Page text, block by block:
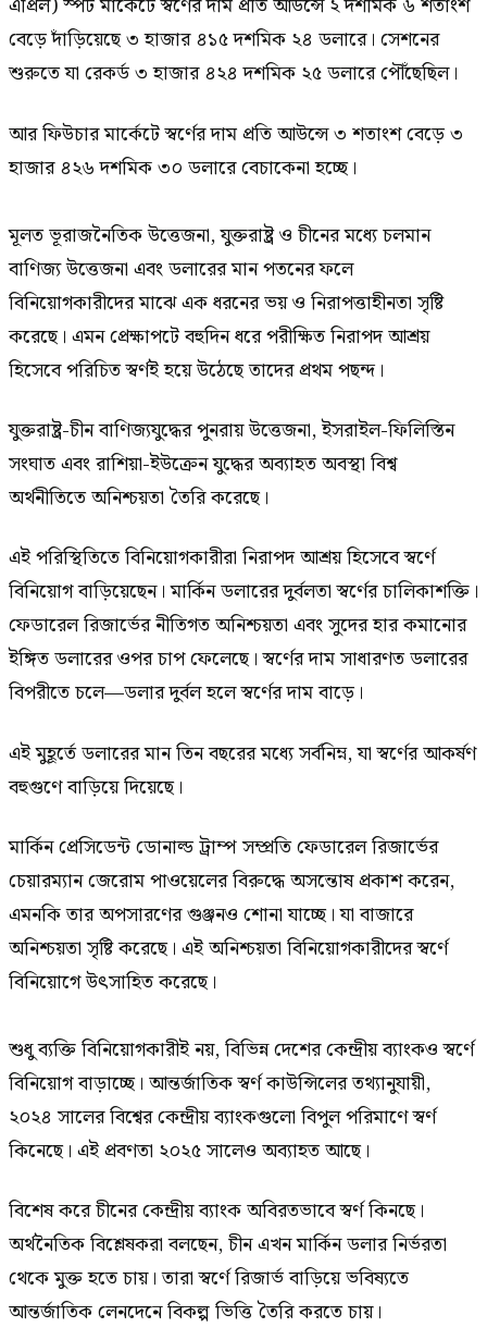
এপ্রিল) স্পট মার্কেটে স্বর্ণের দাম প্রতি আউন্সে ২ দশমিক ৬ শতাংশ
বেড়ে দাঁড়িয়েছে ৩ হাজার ৪১৫ দশমিক ২৪ ডলারে। সেশনের
শুরুতে যা রেকর্ড ৩ হাজার ৪২৪ দশমিক ২৫ ডলারে পৌঁছেছিল।
আর ফিউচার মার্কেটে স্বর্ণের দাম প্রতি আউন্সে ৩ শতাংশ বেড়ে ৩
হাজার ৪২৬ দশমিক ৩০ ডলারে বেচাকেনা হচ্ছে।
মূলত ভূরাজনৈতিক উত্তেজনা, যুক্তরাষ্ট্র ও চীনের মধ্যে চলমান
বাণিজ্য উত্তেজনা এবং ডলারের মান পতনের ফলে
বিনিয়োগকারীদের মাঝে এক ধরনের ভয় ও নিরাপত্তাহীনতা সৃষ্টি
করেছে। এমন প্রেক্ষাপটে বহুদিন ধরে পরীক্ষিত নিরাপদ আশ্রয়
হিসেবে পরিচিত স্বর্ণই হয়ে উঠেছে তাদের প্রথম পছন্দ।
যুক্তরাষ্ট্র-চীন বাণিজ্যযুদ্ধের পুনরায় উত্তেজনা, ইসরাইল-ফিলিস্তিন
সংঘাত এবং রাশিয়া-ইউক্রেন যুদ্ধের অব্যাহত অবস্থা বিশ্ব
অর্থনীতিতে অনিশ্চয়তা তৈরি করেছে।
এই পরিস্থিতিতে বিনিয়োগকারীরা নিরাপদ আশ্রয় হিসেবে স্বর্ণে
বিনিয়োগ বাড়িয়েছেন। মার্কিন ডলারের দুর্বলতা স্বর্ণের চালিকাশক্তি।
ফেডারেল রিজার্ভের নীতিগত অনিশ্চয়তা এবং সুদের হার কমানোর
ইঙ্গিত ডলারের ওপর চাপ ফেলেছে। স্বর্ণের দাম সাধারণত ডলারের
বিপরীতে চলে—ডলার দুর্বল হলে স্বর্ণের দাম বাড়ে।
এই মুহূর্তে ডলারের মান তিন বছরের মধ্যে সর্বনিম্ন, যা স্বর্ণের আকর্ষণ
বহুগুণে বাড়িয়ে দিয়েছে।
মার্কিন প্রেসিডেন্ট ডোনাল্ড ট্রাম্প সম্প্রতি ফেডারেল রিজার্ভের
চেয়ারম্যান জেরোম পাওয়েলের বিরুদ্ধে অসন্তোষ প্রকাশ করেন,
এমনকি তার অপসারণের গুঞ্জনও শোনা যাচ্ছে। যা বাজারে
অনিশ্চয়তা সৃষ্টি করেছে। এই অনিশ্চয়তা বিনিয়োগকারীদের স্বর্ণে
বিনিয়োগে উৎসাহিত করেছে।
শুধু ব্যক্তি বিনিয়োগকারীই নয়, বিভিন্ন দেশের কেন্দ্রীয় ব্যাংকও স্বর্ণে
বিনিয়োগ বাড়াচ্ছে। আন্তর্জাতিক স্বর্ণ কাউন্সিলের তথ্যানুযায়ী,
২০২৪ সালের বিশ্বের কেন্দ্রীয় ব্যাংকগুলো বিপুল পরিমাণে স্বর্ণ
কিনেছে। এই প্রবণতা ২০২৫ সালেও অব্যাহত আছে।
বিশেষ করে চীনের কেন্দ্রীয় ব্যাংক অবিরতভাবে স্বর্ণ কিনছে।
অর্থনৈতিক বিশ্লেষকরা বলছেন, চীন এখন মার্কিন ডলার নির্ভরতা
থেকে মুক্ত হতে চায়। তারা স্বর্ণে রিজার্ভ বাড়িয়ে ভবিষ্যতে
আন্তর্জাতিক লেনদেনে বিকল্প ভিত্তি তৈরি করতে চায়।